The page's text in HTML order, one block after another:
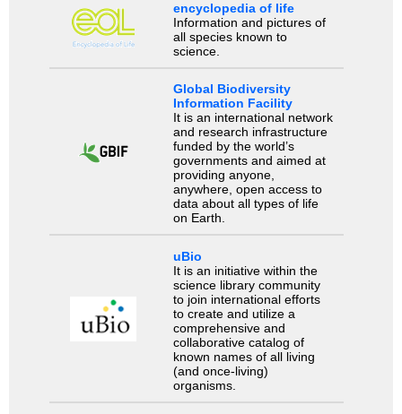
encyclopedia of life
Information and pictures of
all species known to
science.
Global Biodiversity
Information Facility
It is an international network
and research infrastructure
funded by the world’s
governments and aimed at
providing anyone,
anywhere, open access to
data about all types of life
on Earth.
uBio
It is an initiative within the
science library community
to join international efforts
to create and utilize a
comprehensive and
collaborative catalog of
known names of all living
(and once-living)
organisms.